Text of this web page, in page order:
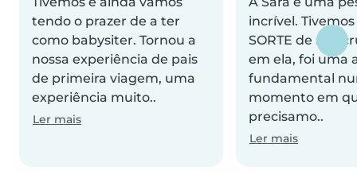
tendo o prazer de a ter
como babysiter. Tornou a
nossa experiência de pais
de primeira viagem, uma
experiência muito..
Ler mais
incrível. Tivemos
SORTE de nos
em ela, foi uma
fundamental
momento em
precisamo..
Ler mais